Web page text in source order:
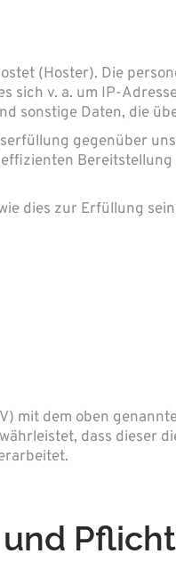
(Hoster). Die
sich v. a. um IP-
sonstige Daten, die
gegenüber
dies zur Erfüllung
mit dem oben
dass dieser